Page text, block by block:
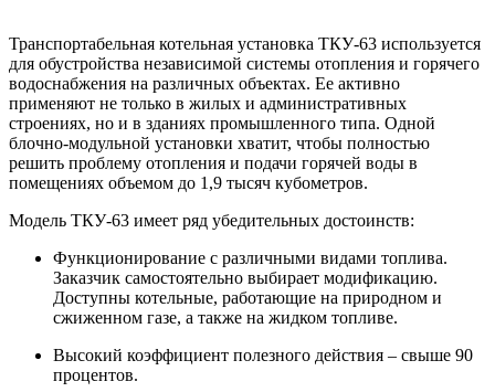
Транспортабельная котельная установка ТКУ-63 используется
для обустройства независимой системы отопления и горячего
водоснабжения на различных объектах. Ее активно
применяют не только в жилых и административных
строениях, но и в зданиях промышленного типа. Одной
блочно-модульной установки хватит, чтобы полностью
решить проблему отопления и подачи горячей воды в
помещениях объемом до 1,9 тысяч кубометров.
Модель ТКУ-63 имеет ряд убедительных достоинств:
Функционирование с различными видами топлива.
Заказчик самостоятельно выбирает модификацию.
Доступны котельные, работающие на природном и
сжиженном газе, а также на жидком топливе.
Высокий коэффициент полезного действия – свыше 90
процентов.